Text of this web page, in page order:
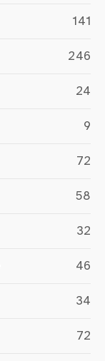
141
246
24
9
72
58
32
46
34
72